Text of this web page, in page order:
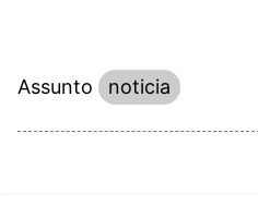
Assunto noticia